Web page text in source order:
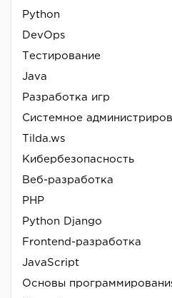
Python
DevOps
Тестирование
Java
Разработка игр
Системное
Tilda.ws
Кибербезопасность
Веб-разработка
PHP
Python Django
Frontend-разработка
JavaScript
Основы